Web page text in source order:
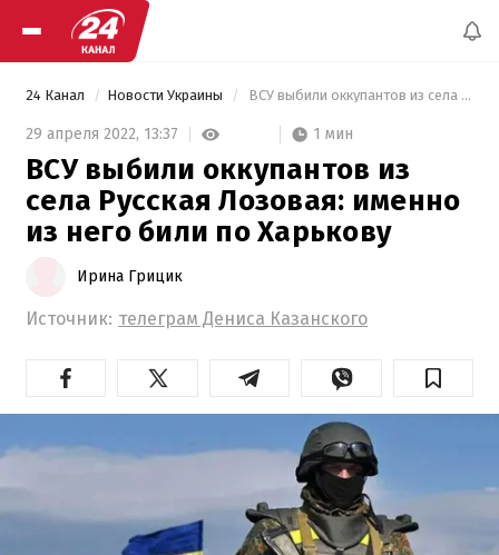
24 Канал Новости Украины ВСУ выбили оккупантов из села Русская Лозовая: именно из него били по Харькову
29 апреля 2022, 13:37 1 мин
ВСУ выбили оккупантов из
села Русская Лозовая: именно
из него били по Харькову
Ирина Грицик
Источник: телеграм Дениса Казанского